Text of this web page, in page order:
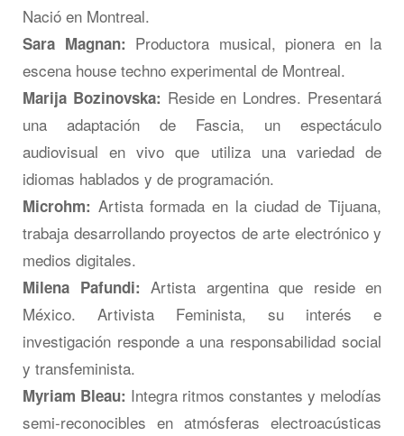
Nació en Montreal.
Sara Magnan: Productora musical, pionera en la
escena house techno experimental de Montreal.
Marija Bozinovska: Reside en Londres. Presentará
una adaptación de Fascia, un espectáculo
audiovisual en vivo que utiliza una variedad de
idiomas hablados y de programación.
Microhm: Artista formada en la ciudad de Tijuana,
trabaja desarrollando proyectos de arte electrónico y
medios digitales.
Milena Pafundi: Artista argentina que reside en
México. Artivista Feminista, su interés e
investigación responde a una responsabilidad social
y transfeminista.
Myriam Bleau: Integra ritmos constantes y melodías
semi-reconocibles en atmósferas electroacústicas